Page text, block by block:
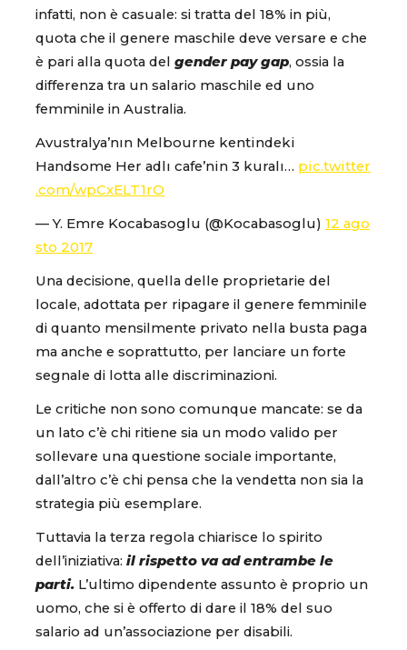
infatti, non è casuale: si tratta del 18% in più,
quota che il genere maschile deve versare e che
è pari alla quota del gender pay gap, ossia la
differenza tra un salario maschile ed uno
femminile in Australia.
Avustralya’nın Melbourne kentindeki
Handsome Her adlı cafe’nin 3 kuralı… pic.twitter
.com/wpCxELT1rO
— Y. Emre Kocabasoglu (@Kocabasoglu) 12 ago
sto 2017
Una decisione, quella delle proprietarie del
locale, adottata per ripagare il genere femminile
di quanto mensilmente privato nella busta paga
ma anche e soprattutto, per lanciare un forte
segnale di lotta alle discriminazioni.
Le critiche non sono comunque mancate: se da
un lato c’è chi ritiene sia un modo valido per
sollevare una questione sociale importante,
dall’altro c’è chi pensa che la vendetta non sia la
strategia più esemplare.
Tuttavia la terza regola chiarisce lo spirito
dell’iniziativa: il rispetto va ad entrambe le
parti. L’ultimo dipendente assunto è proprio un
uomo, che si è offerto di dare il 18% del suo
salario ad un’associazione per disabili.